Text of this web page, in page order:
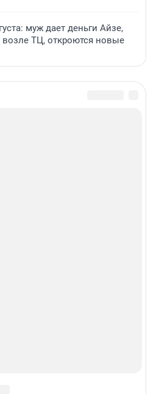
муж дает деньги Айзе,
возле ТЦ, откроются новые